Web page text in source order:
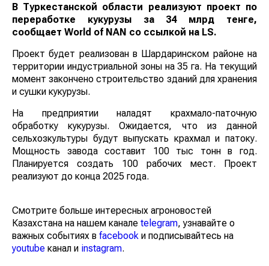
В Туркестанской области реализуют проект по
переработке кукурузы за 34 млрд тенге,
сообщает World of NAN со ссылкой на LS.
Проект будет реализован в Шардаринском районе на
территории индустриальной зоны на 35 га. На текущий
момент закончено строительство зданий для хранения
и сушки кукурузы.
На предприятии наладят крахмало-паточную
обработку кукурузы. Ожидается, что из данной
сельхозкультуры будут выпускать крахмал и патоку.
Мощность завода составит 100 тыс тонн в год.
Планируется создать 100 рабочих мест. Проект
реализуют до конца 2025 года.
Смотрите больше интересных агроновостей
Казахстана на нашем канале telegram, узнавайте о
важных событиях в facebook и подписывайтесь на
youtube канал и instagram.